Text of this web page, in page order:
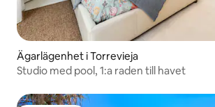
Ägarlägenhet i Torrevieja
Studio med pool, 1:a raden till havet